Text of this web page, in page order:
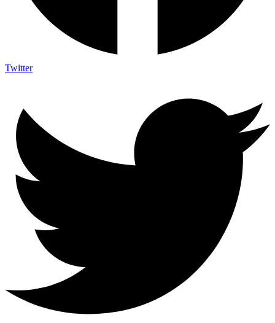
Twitter